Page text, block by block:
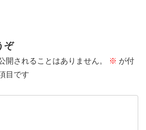
ぞ
開されることはありません。 ※ が付
目です